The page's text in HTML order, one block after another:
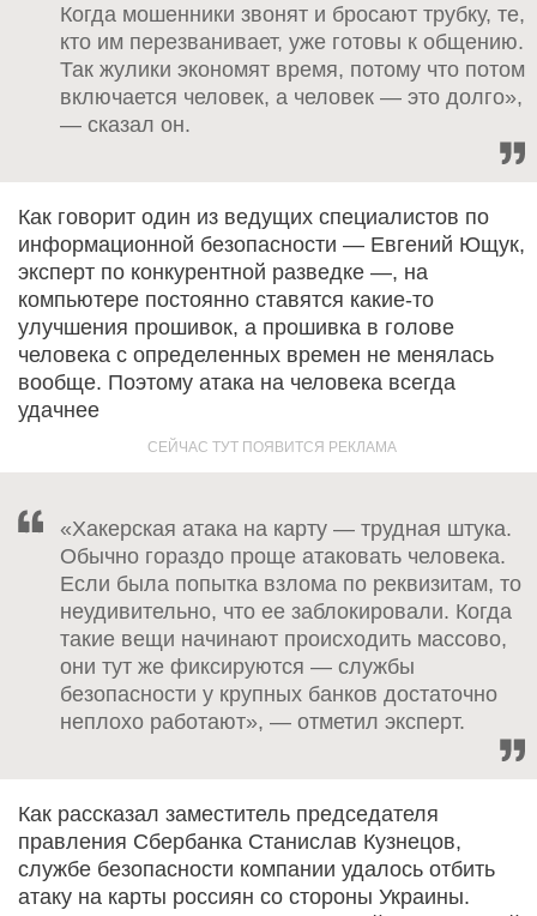
Когда мошенники звонят и бросают трубку, те,
кто им перезванивает, уже готовы к общению.
Так жулики экономят время, потому что потом
включается человек, а человек — это долго»,
— сказал он.
Как говорит один из ведущих специалистов по
информационной безопасности — Евгений Ющук,
эксперт по конкурентной разведке —, на
компьютере постоянно ставятся какие-то
улучшения прошивок, а прошивка в голове
человека с определенных времен не менялась
вообще. Поэтому атака на человека всегда
удачнее
«Хакерская атака на карту — трудная штука.
Обычно гораздо проще атаковать человека.
Если была попытка взлома по реквизитам, то
неудивительно, что ее заблокировали. Когда
такие вещи начинают происходить массово,
они тут же фиксируются — службы
безопасности у крупных банков достаточно
неплохо работают», — отметил эксперт.
Как рассказал заместитель председателя
правления Сбербанка Станислав Кузнецов,
службе безопасности компании удалось отбить
атаку на карты россиян со стороны Украины.